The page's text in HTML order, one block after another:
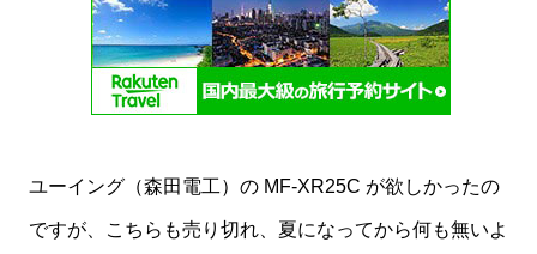
ユーイング（森田電工）の MF-XR25C が欲しかったの
ですが、こちらも売り切れ、夏になってから何も無いよ